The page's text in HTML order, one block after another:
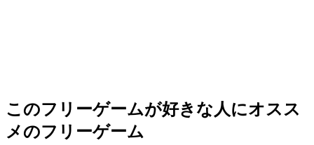
このフリーゲームが好きな人にオスス
メのフリーゲーム